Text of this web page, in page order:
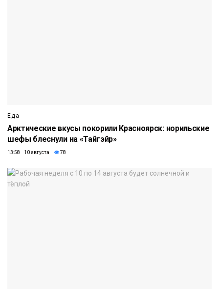
Еда
Арктические вкусы покорили Красноярск: норильские
шефы блеснули на «Тайгэйр»
13:58 10 августа 78